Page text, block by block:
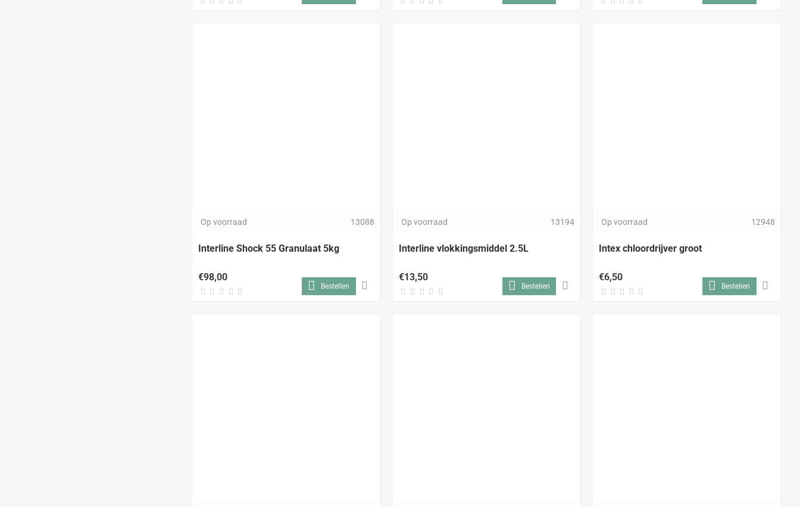
Op voorraad 13088
Interline Shock 55 Granulaat 5kg
€98,00
Bestellen
Op voorraad 13194
Interline vlokkingsmiddel 2.5L
€13,50
Bestellen
Op voorraad 12948
Intex chloordrijver groot
€6,50
Bestellen